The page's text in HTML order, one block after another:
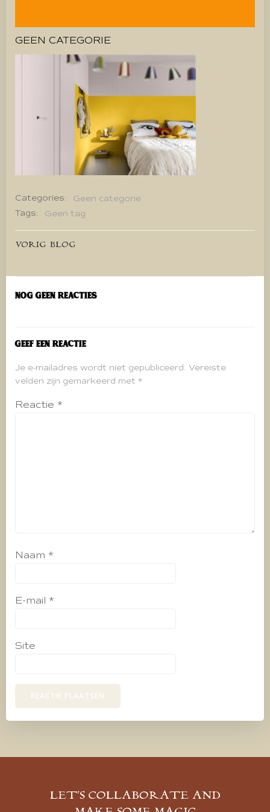
GEEN CATEGORIE
Categories:
Geen categorie
Tags:
Geen tag
Bericht
navigatie
VORIG BLOG
Nog geen reacties
Geef een reactie
Je e-mailadres wordt niet gepubliceerd. Vereiste
velden zijn gemarkeerd met *
Reactie *
Naam *
E-mail *
Site
LET’S COLLABORATE AND